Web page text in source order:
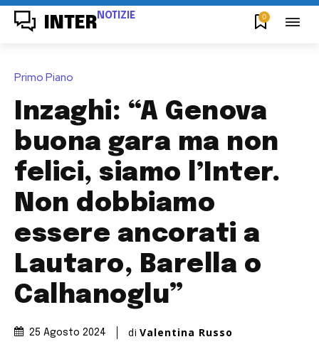
INTER NOTIZIE 0
Primo Piano
Inzaghi: “A Genova
buona gara ma non
felici, siamo l’Inter.
Non dobbiamo
essere ancorati a
Lautaro, Barella o
Calhanoglu”
25 Agosto 2024 di Valentina Russo